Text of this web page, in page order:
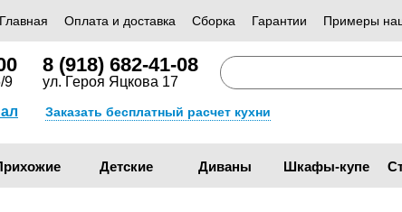
Главная Оплата и доставка Сборка Гарантии Примеры
9
8 (918) 682-41-08
ул. Героя Яцкова 17
Заказать бесплатный расчет кухни
Детские Диваны Шкафы-купе